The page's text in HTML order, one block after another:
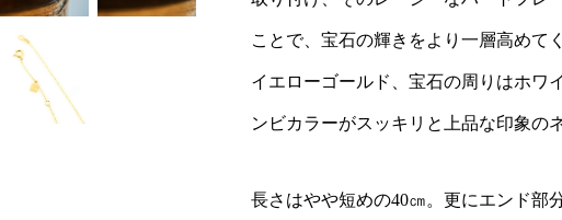
ことで、宝石の輝きをより一層高めて
イエローゴールド、宝石の周りはホワ
ンビカラーがスッキリと上品な印象の
長さはやや短めの40㎝。更にエンド部